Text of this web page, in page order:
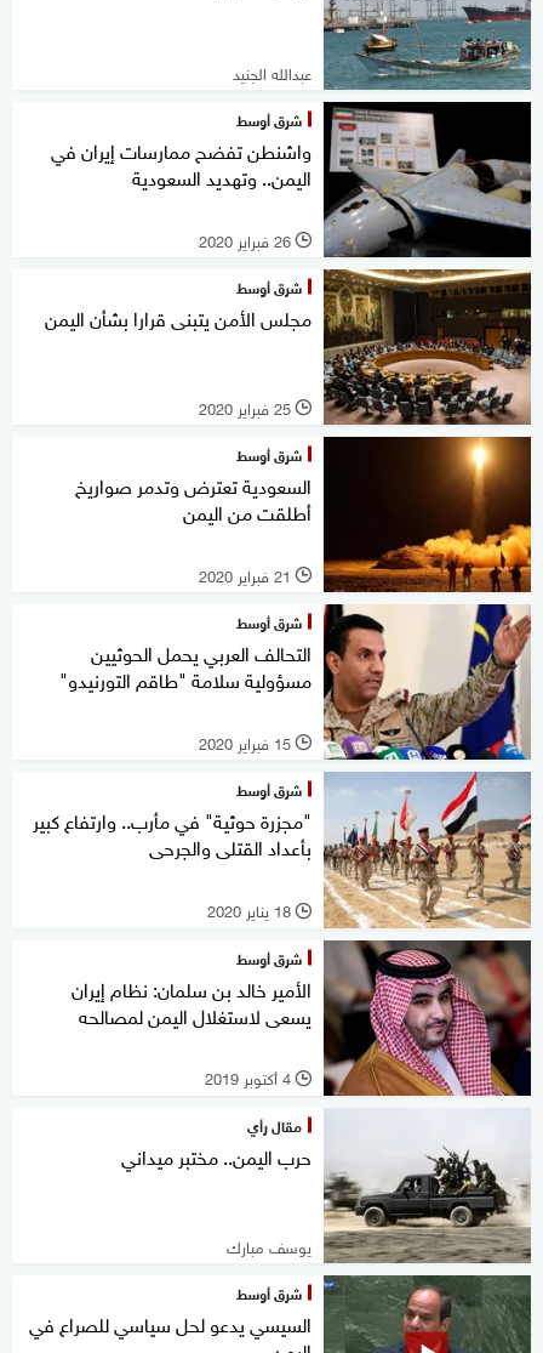
عبدالله الجنيد
شرق أوسط
واشنطن تفضح ممارسات إيران في
اليمن.. وتهديد السعودية
l 26 فبراير 2020
شرق أوسط
مجلس الأمن يتبنى قرارا بشأن اليمن
l 25 فبراير 2020
شرق أوسط
السعودية تعترض وتدمر صواريخ
أطلقت من اليمن
l 21 فبراير 2020
شرق أوسط
التحالف العربي يحمل الحوثيين
مسؤولية سلامة "طاقم التورنيدو"
l 15 فبراير 2020
شرق أوسط
"مجزرة حوثية" في مأرب.. وارتفاع كبير
بأعداد القتلى والجرحى
l 18 يناير 2020
شرق أوسط
الأمير خالد بن سلمان: نظام إيران
يسعى لاستغلال اليمن لمصالحه
l 4 أكتوبر 2019
مقال رأي
حرب اليمن.. مختبر ميداني
يوسف مبارك
شرق أوسط
السيسي يدعو لحل سياسي للصراع في